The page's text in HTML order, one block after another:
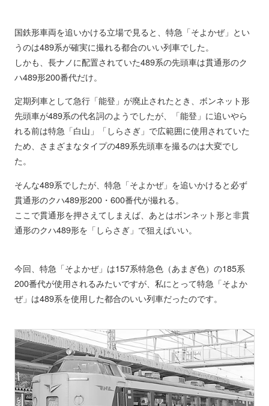
国鉄形車両を追いかける立場で見ると、特急「そよかぜ」とい
うのは489系が確実に撮れる都合のいい列車でした。
しかも、長ナノに配置されていた489系の先頭車は貫通形のク
ハ489形200番代だけ。
定期列車として急行「能登」が廃止されたとき、ボンネット形
先頭車が489系の代名詞のようでしたが、「能登」に追いやら
れる前は特急「白山」「しらさぎ」で広範囲に使用されていた
ため、さまざまなタイプの489系先頭車を撮るのは大変でし
た。
そんな489系でしたが、特急「そよかぜ」を追いかけると必ず
貫通形のクハ489形200・600番代が撮れる。
ここで貫通形を押さえてしまえば、あとはボンネット形と非貫
通形のクハ489形を「しらさぎ」で狙えばいい。
今回、特急「そよかぜ」は157系特急色（あまぎ色）の185系
200番代が使用されるみたいですが、私にとって特急「そよか
ぜ」は489系を使用した都合のいい列車だったのです。